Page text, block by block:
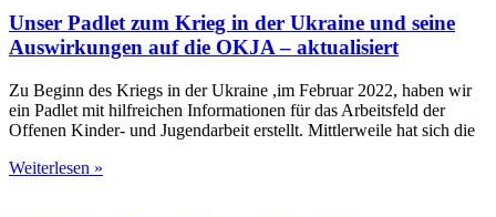
Unser Padlet zum Krieg in der Ukraine und seine
Auswirkungen auf die OKJA – aktualisiert
Zu Beginn des Kriegs in der Ukraine ,im Februar 2022, haben wir
ein Padlet mit hilfreichen Informationen für das Arbeitsfeld der
Offenen Kinder- und Jugendarbeit erstellt. Mittlerweile hat sich die
Weiterlesen »